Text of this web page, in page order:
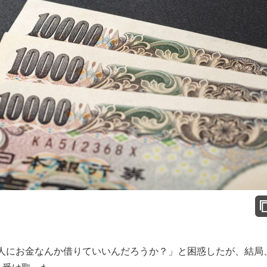
お金なんか借りていいんだろうか？」と困惑したが、結局